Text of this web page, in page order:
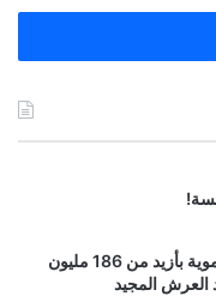
عامل إقليم صفرو يطلق ويدشن مشاريع تنموية بأزيد من 186 مليون
العرش المجيد